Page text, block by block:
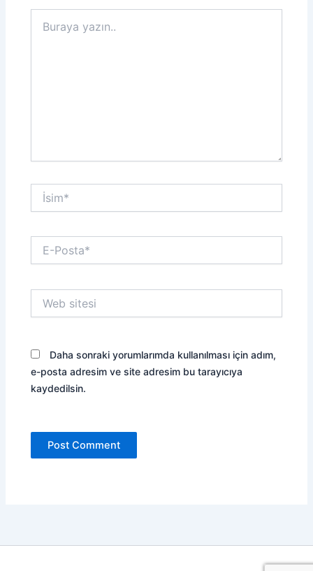
yazın..
İsim*
Posta*
sitesi
Daha sonraki yorumlarımda kullanılması için adım,
e-posta adresim ve site adresim bu tarayıcıya
kaydedilsin.